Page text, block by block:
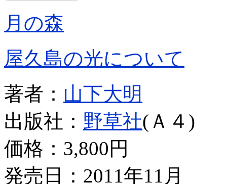
月の森
屋久島の光について
著者： 山下大明
出版社： 野草社(Ａ４)
価格： 3,800円
発売日：2011年11月